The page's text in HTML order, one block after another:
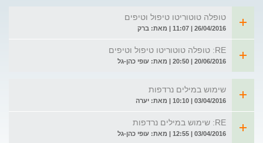
טופלה טוטוריטו טיפול וטיפים
26/04/2016 | 11:07 | מאת: ברק
RE: טופלה טוטוריטו טיפול וטיפים
20/06/2016 | 20:50 | מאת: עופי כהן-גל
שימוש במילים נרדפות
03/04/2016 | 10:10 | מאת: יערה
RE: שימוש במילים נרדפות
03/04/2016 | 12:55 | מאת: עופי כהן-גל